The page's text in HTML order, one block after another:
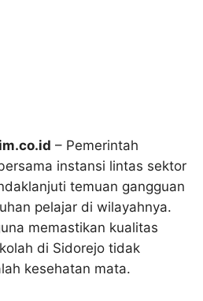
– Pemerintah
instansi lintas sektor
temuan gangguan
pelajar di wilayahnya.
memastikan kualitas
di Sidorejo tidak
kesehatan mata.